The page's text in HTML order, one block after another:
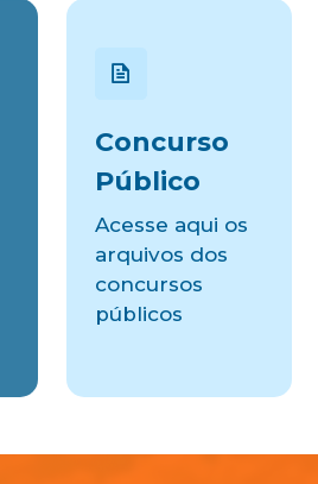
Concurso
Público
Acesse aqui os
arquivos dos
concursos
públicos